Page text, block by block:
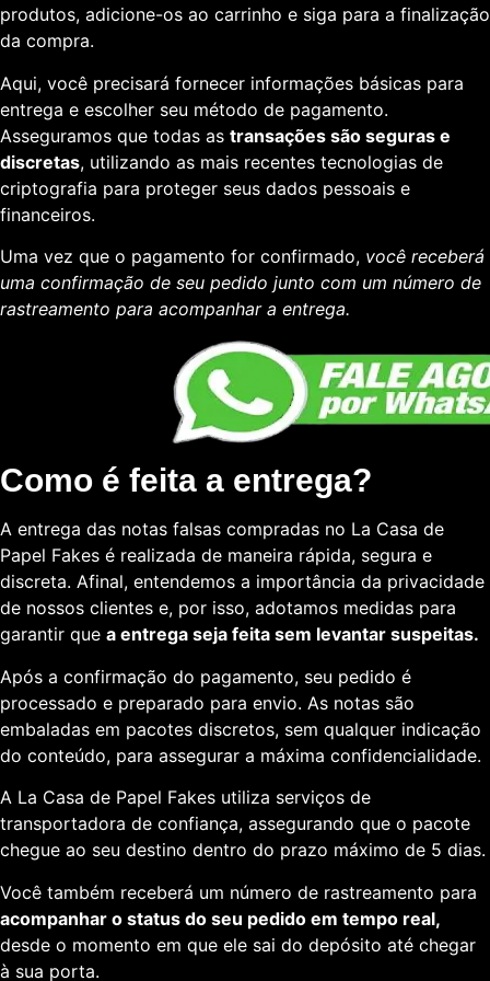
produtos, adicione-os ao carrinho e siga para a finalização
da compra.
Aqui, você precisará fornecer informações básicas para
entrega e escolher seu método de pagamento.
Asseguramos que todas as transações são seguras e
discretas, utilizando as mais recentes tecnologias de
criptografia para proteger seus dados pessoais e
financeiros.
Uma vez que o pagamento for confirmado, você receberá
uma confirmação de seu pedido junto com um número de
rastreamento para acompanhar a entrega.
Como é feita a entrega?
A entrega das notas falsas compradas no La Casa de
Papel Fakes é realizada de maneira rápida, segura e
discreta. Afinal, entendemos a importância da privacidade
de nossos clientes e, por isso, adotamos medidas para
garantir que a entrega seja feita sem levantar suspeitas.
Após a confirmação do pagamento, seu pedido é
processado e preparado para envio. As notas são
embaladas em pacotes discretos, sem qualquer indicação
do conteúdo, para assegurar a máxima confidencialidade.
A La Casa de Papel Fakes utiliza serviços de
transportadora de confiança, assegurando que o pacote
chegue ao seu destino dentro do prazo máximo de 5 dias.
Você também receberá um número de rastreamento para
acompanhar o status do seu pedido em tempo real,
desde o momento em que ele sai do depósito até chegar
à sua porta.